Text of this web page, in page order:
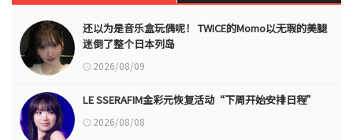
还以为是音乐盒玩偶呢！ TWICE的Momo以无瑕的美腿
迷倒了整个日本列岛
2026/08/09
LE SSERAFIM金彩元恢复活动“下周开始安排日程”
2026/08/08